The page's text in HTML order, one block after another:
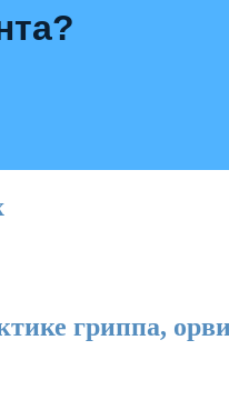
гриппа,